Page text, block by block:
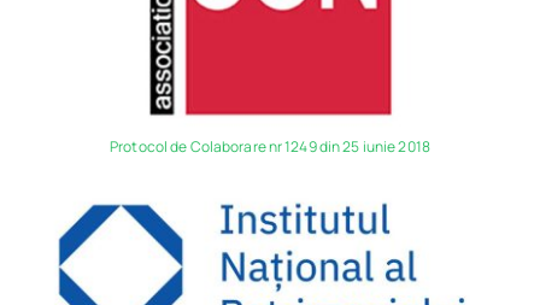
Protocol de Colaborare nr 1249 din 25 iunie 2018